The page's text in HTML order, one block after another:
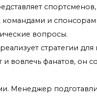
и
вопросы.
стратегии
вовлечь фанатов, он
Менеджер